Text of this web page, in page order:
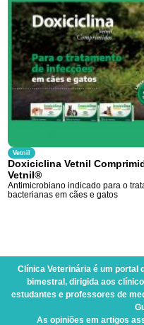
Vetnil
Doxiciclina Vetnil
Vetnil®
Antimicrobiano indicado para o
bacterianas em cães e gatos
Clínica Veterinária é um portal
bimestral, dirigida aos
estudantes e professores de
As opiniões em artigos